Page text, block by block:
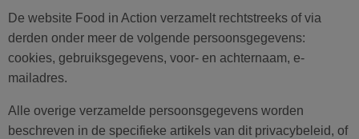
De website Food in Action verzamelt rechtstreeks of via
derden onder meer de volgende persoonsgegevens:
cookies, gebruiksgegevens, voor- en achternaam, e-
mailadres.
Alle overige verzamelde persoonsgegevens worden
beschreven in de specifieke artikels van dit privacybeleid, of